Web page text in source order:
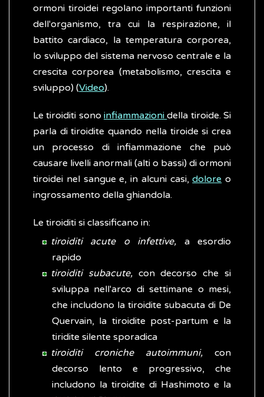
ormoni tiroidei regolano importanti funzioni
dell'organismo, tra cui la respirazione, il
battito cardiaco, la temperatura corporea,
lo sviluppo del sistema nervoso centrale e la
crescita corporea (metabolismo, crescita e
sviluppo) (Video).
Le tiroiditi sono infiammazionidella tiroide. Si
parla di tiroidite quando nella tiroide si crea
un processo di infiammazione che può
causare livelli anormali (alti o bassi) di ormoni
tiroidei nel sangue e, in alcuni casi,dolore o
ingrossamento della ghiandola.
Le tiroiditi si classificano in:
tiroiditi acute o infettive, a esordio
rapido
tiroiditi subacute, con decorso che si
sviluppa nell'arco di settimane o mesi,
che includono la tiroidite subacuta di De
Quervain, la tiroidite post-partum e la
tiridite silente sporadica
tiroiditi croniche autoimmuni, con
decorso lento e progressivo, che
includono la tiroidite di Hashimoto e la